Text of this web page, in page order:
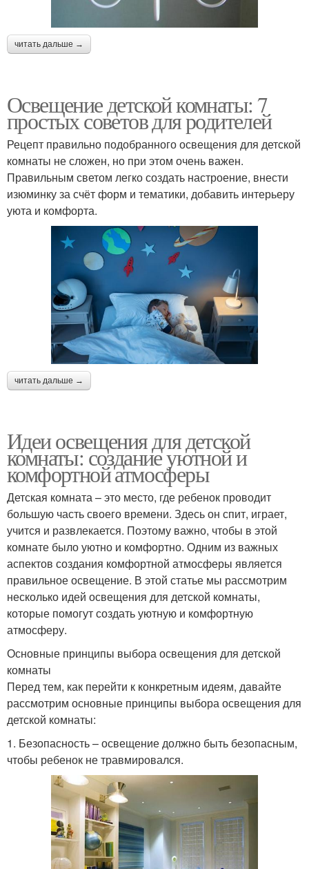
читать дальше →
Освещение детской комнаты: 7
простых советов для родителей
Рецепт правильно подобранного освещения для детской
комнаты не сложен, но при этом очень важен.
Правильным светом легко создать настроение, внести
изюминку за счёт форм и тематики, добавить интерьеру
уюта и комфорта.
читать дальше →
Идеи освещения для детской
комнаты: создание уютной и
комфортной атмосферы
Детская комната – это место, где ребенок проводит
большую часть своего времени. Здесь он спит, играет,
учится и развлекается. Поэтому важно, чтобы в этой
комнате было уютно и комфортно. Одним из важных
аспектов создания комфортной атмосферы является
правильное освещение. В этой статье мы рассмотрим
несколько идей освещения для детской комнаты,
которые помогут создать уютную и комфортную
атмосферу.
Основные принципы выбора освещения для детской
комнаты
Перед тем, как перейти к конкретным идеям, давайте
рассмотрим основные принципы выбора освещения для
детской комнаты:
1. Безопасность – освещение должно быть безопасным,
чтобы ребенок не травмировался.